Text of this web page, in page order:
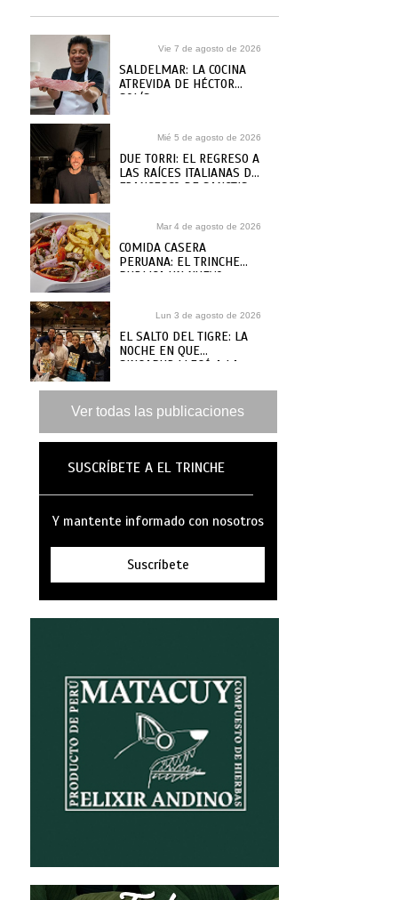
Vie 7 de agosto de 2026
SALDELMAR: LA COCINA
ATREVIDA DE HÉCTOR
SOLÍS
Mié 5 de agosto de 2026
DUE TORRI: EL REGRESO A
LAS RAÍCES ITALIANAS DE
FRANCESCO DE SANCTIS
Mar 4 de agosto de 2026
COMIDA CASERA
PERUANA: EL TRINCHE
PUBLICA UN NUEVO
Lun 3 de agosto de 2026
EL SALTO DEL TIGRE: LA
NOCHE EN QUE
SINGAPUR LLEGÓ A LA
Ver todas las publicaciones
SUSCRÍBETE A EL TRINCHE
Y mantente informado con nosotros
Suscríbete